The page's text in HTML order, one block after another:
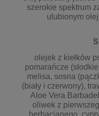
szerokie spektrum
ulubionym
olejek z kiełków
pomarańcze
melisa, sosna
(biały i czerwony),
Aloe Vera
oliwek z
herbacianego,